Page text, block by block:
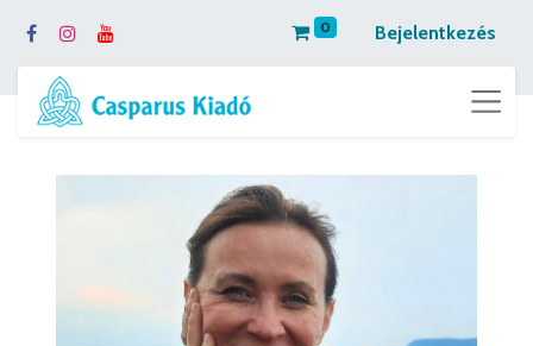
0 Bejelentkezés